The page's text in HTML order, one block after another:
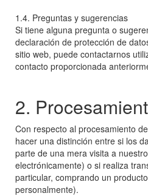
1.4. Preguntas y sugerencias
Si tiene alguna pregunta o
declaración de protección de
sitio web, puede contactarnos
contacto proporcionada
2.
Con respecto al procesamiento
hacer una distinción entre si los
parte de una mera visita a
electrónicamente) o si realiza
particular, comprando un
personalmente).